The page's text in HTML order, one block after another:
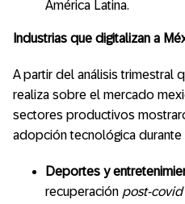
América Latina.
Industrias que digitalizan a
A partir del análisis trimestral
realiza sobre el mercado
sectores productivos
adopción tecnológica
Deportes y
recuperación post-covid